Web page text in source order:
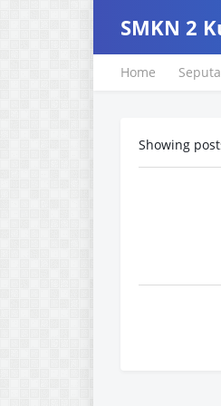
SMKN 2
Home
Showing